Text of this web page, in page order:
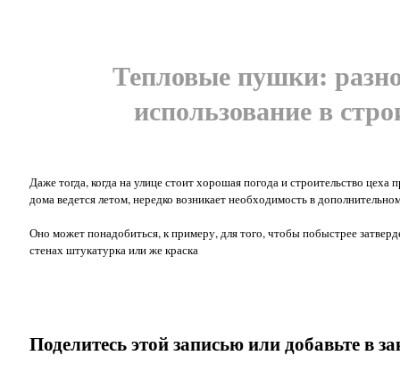
Тепловые пушки:
использование в
Даже тогда, когда на улице стоит хорошая погода и строительство
дома ведется летом, нередко возникает необходимость в
Оно может понадобиться, к примеру, для того, чтобы побыстрее
стенах штукатурка или же краска
Поделитесь этой записью или добавьте в